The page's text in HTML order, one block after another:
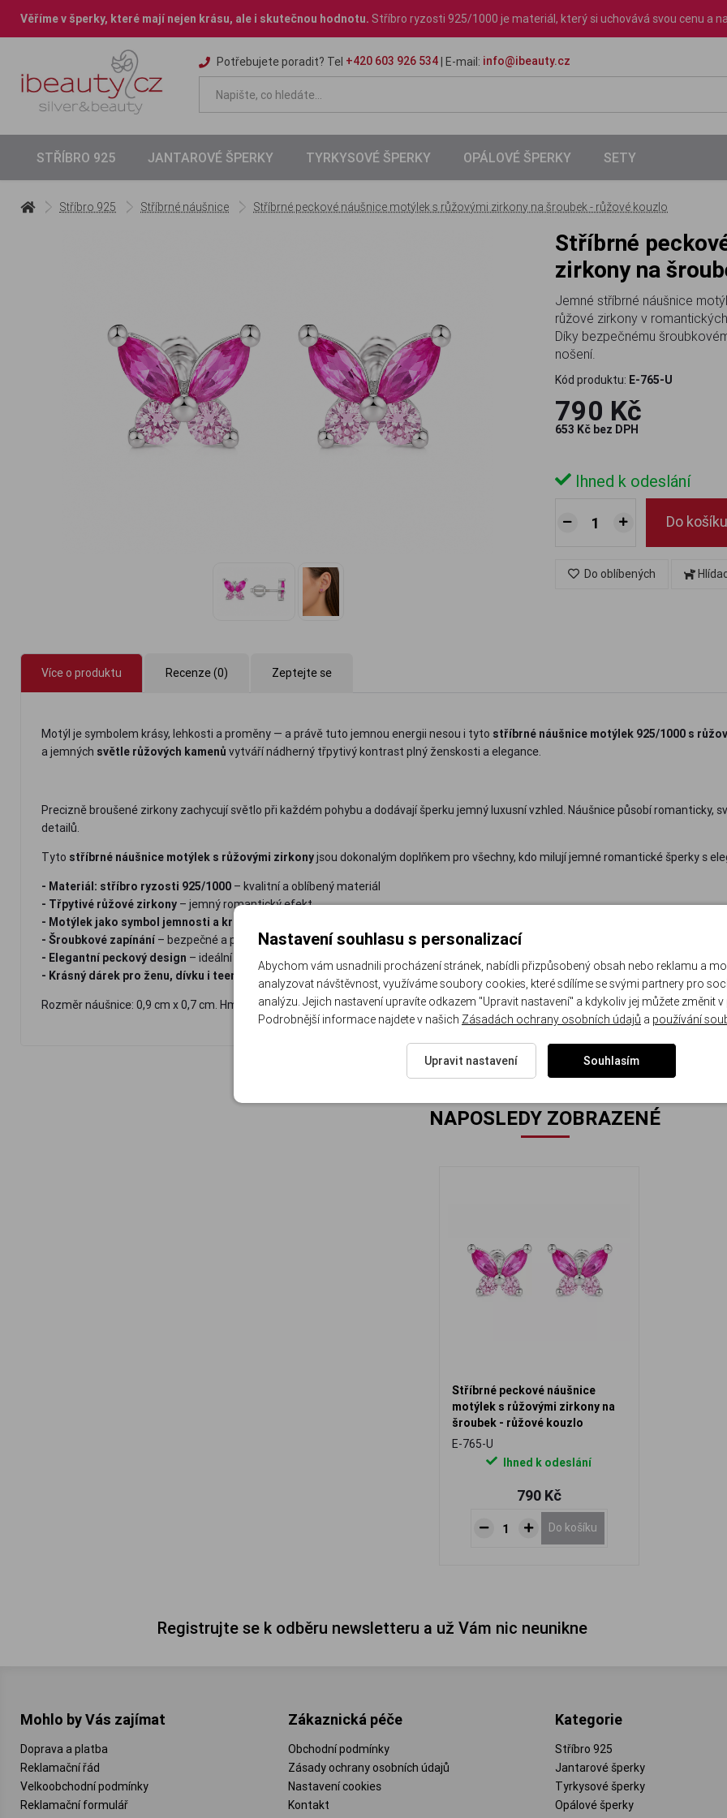
Věříme v šperky, které mají nejen krásu, ale i skutečnou hodnotu.Stříbro ryzosti 925/1000 je materiál, který si uchovává svou cenu a
Potřebujete poradit? Tel +420 603 926 534| E-mail: info@ibeauty.cz
STŘÍBRO 925 JANTAROVÉ ŠPERKY TYRKYSOVÉ ŠPERKY OPÁLOVÉ ŠPERKY SETY
Stříbro 925 Stříbrné náušnice Stříbrné peckové náušnice motýlek s růžovými zirkony na šroubek - růžové kouzlo
Stříbrné peckové náušnice motýlek s růžovými
zirkony na
Jemné stříbrné náušnice
růžové zirkony v
Díky bezpečnému
nošení.
Kód produktu: E-765-U
790 Kč
653 Kč bez DPH
Ihned k odeslání
Do košíku
Do oblíbených
Více o produktu Recenze (0) Zeptejte se
Motýl je symbolem krásy, lehkosti a proměny — a právě tuto jemnou energii nesou i tyto stříbrné náušnice motýlek 925/1000 s
a jemných světle růžových kamenů vytváří nádherný třpytivý kontrast plný ženskosti a elegance.
Precizně broušené zirkony zachycují světlo při každém pohybu a dodávají šperku jemný luxusní vzhled. Náušnice působí romanticky,
detailů.
Tyto stříbrné náušnice motýlek s růžovými zirkonyjsou dokonalým doplňkem pro všechny, kdo milují jemné romantické šperky s
- Materiál: stříbro ryzosti 925/1000 – kvalitní a oblíbený materiál
- Třpytivé růžové zirkony – jemný romantický efekt
- Motýlek jako symbol jemnosti a krásy
- Šroubkové zapínání – bezpečné a pohodlné nošení
- Elegantní peckový design – ideální na každý den
- Krásný dárek pro ženu, dívku i teenagerku
Rozměr náušnice: 0,9 cm x 0,7 cm. Hmotnost náušnic: 1.5 g
NAPOSLEDY ZOBRAZENÉ
Stříbrné peckové náušnice
motýlek s růžovými zirkony na
šroubek - růžové kouzlo
E-765-U
Ihned k odeslání
790 Kč
Do košíku
Registrujte se k odběru newsletteru a už Vám nic neunikne
Mohlo by Vás zajímat
Doprava a platba
Reklamační řád
Velkoobchodní podmínky
Reklamační formulář
Zákaznická péče
Obchodní podmínky
Zásady ochrany osobních údajů
Nastavení cookies
Kontakt
Kategorie
Stříbro 925
Jantarové šperky
Tyrkysové šperky
Opálové šperky
Nastavení souhlasu s personalizací
Abychom vám usnadnili procházení stránek, nabídli přizpůsobený obsah nebo reklamu a
analyzovat návštěvnost, využíváme soubory cookies, které sdílíme se svými partnery pro
analýzu. Jejich nastavení upravíte odkazem "Upravit nastavení" a kdykoliv jej můžete změnit
Podrobnější informace najdete v našich Zásadách ochrany osobních údajů a používání
Upravit nastavení Souhlasím